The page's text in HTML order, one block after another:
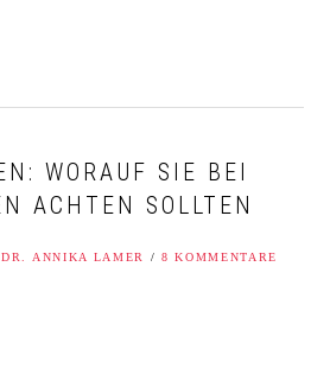
WORAUF SIE BEI
ACHTEN SOLLTEN
DR. ANNIKA LAMER / 8 KOMMENTARE